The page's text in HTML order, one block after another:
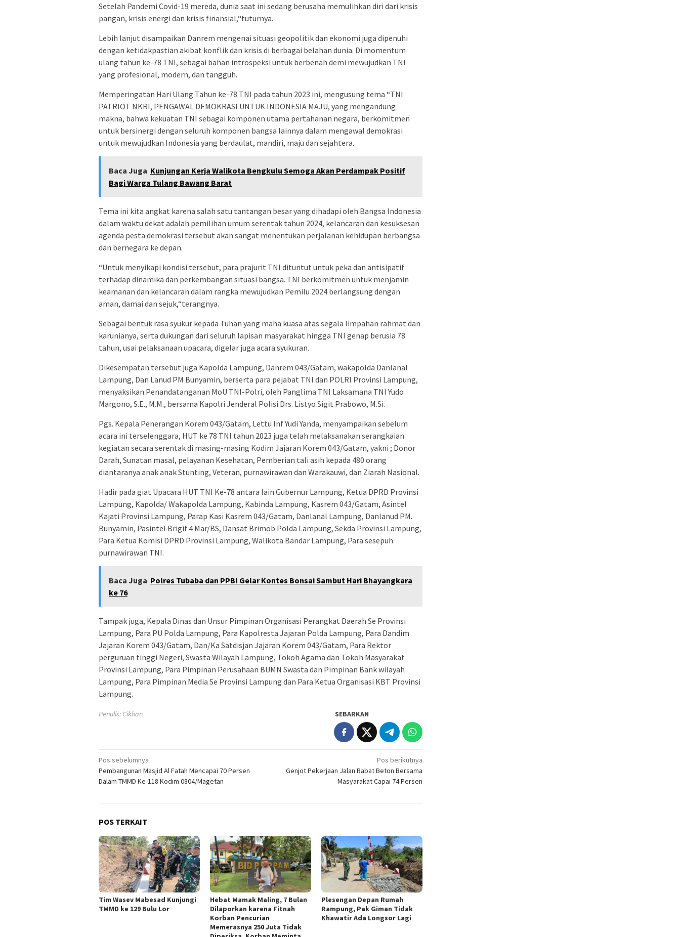
Setelah Pandemi Covid-19 mereda, dunia saat ini sedang berusaha memulihkan diri dari krisis
pangan, krisis energi dan krisis finansial,“tuturnya.
Lebih lanjut disampaikan Danrem mengenai situasi geopolitik dan ekonomi juga dipenuhi
dengan ketidakpastian akibat konflik dan krisis di berbagai belahan dunia. Di momentum
ulang tahun ke-78 TNI, sebagai bahan introspeksi untuk berbenah demi mewujudkan TNI
yang profesional, modern, dan tangguh.
Memperingatan Hari Ulang Tahun ke-78 TNI pada tahun 2023 ini, mengusung tema “TNI
PATRIOT NKRI, PENGAWAL DEMOKRASI UNTUK INDONESIA MAJU, yang mengandung
makna, bahwa kekuatan TNI sebagai komponen utama pertahanan negara, berkomitmen
untuk bersinergi dengan seluruh komponen bangsa lainnya dalam mengawal demokrasi
untuk mewujudkan Indonesia yang berdaulat, mandiri, maju dan sejahtera.
Baca Juga Kunjungan Kerja Walikota Bengkulu Semoga Akan Perdampak Positif
Bagi Warga Tulang Bawang Barat
Tema ini kita angkat karena salah satu tantangan besar yang dihadapi oleh Bangsa Indonesia
dalam waktu dekat adalah pemilihan umum serentak tahun 2024, kelancaran dan kesuksesan
agenda pesta demokrasi tersebut akan sangat menentukan perjalanan kehidupan berbangsa
dan bernegara ke depan.
“Untuk menyikapi kondisi tersebut, para prajurit TNI dituntut untuk peka dan antisipatif
terhadap dinamika dan perkembangan situasi bangsa. TNI berkomitmen untuk menjamin
keamanan dan kelancaran dalam rangka mewujudkan Pemilu 2024 berlangsung dengan
aman, damai dan sejuk,“terangnya.
Sebagai bentuk rasa syukur kepada Tuhan yang maha kuasa atas segala limpahan rahmat dan
karunianya, serta dukungan dari seluruh lapisan masyarakat hingga TNI genap berusia 78
tahun, usai pelaksanaan upacara, digelar juga acara syukuran.
Dikesempatan tersebut juga Kapolda Lampung, Danrem 043/Gatam, wakapolda Danlanal
Lampung, Dan Lanud PM Bunyamin, berserta para pejabat TNI dan POLRI Provinsi Lampung,
menyaksikan Penandatanganan MoU TNI-Polri, oleh Panglima TNI Laksamana TNI Yudo
Margono, S.E., M.M., bersama Kapolri Jenderal Polisi Drs. Listyo Sigit Prabowo, M.Si.
Pgs. Kepala Penerangan Korem 043/Gatam, Lettu Inf Yudi Yanda, menyampaikan sebelum
acara ini terselenggara, HUT ke 78 TNI tahun 2023 juga telah melaksanakan serangkaian
kegiatan secara serentak di masing-masing Kodim Jajaran Korem 043/Gatam, yakni ; Donor
Darah, Sunatan masal, pelayanan Kesehatan, Pemberian tali asih kepada 480 orang
diantaranya anak anak Stunting, Veteran, purnawirawan dan Warakauwi, dan Ziarah Nasional.
Hadir pada giat Upacara HUT TNI Ke-78 antara lain Gubernur Lampung, Ketua DPRD Provinsi
Lampung, Kapolda/ Wakapolda Lampung, Kabinda Lampung, Kasrem 043/Gatam, Asintel
Kajati Provinsi Lampung, Parap Kasi Kasrem 043/Gatam, Danlanal Lampung, Danlanud PM.
Bunyamin, Pasintel Brigif 4 Mar/BS, Dansat Brimob Polda Lampung, Sekda Provinsi Lampung,
Para Ketua Komisi DPRD Provinsi Lampung, Walikota Bandar Lampung, Para sesepuh
purnawirawan TNI.
Baca Juga Polres Tubaba dan PPBI Gelar Kontes Bonsai Sambut Hari Bhayangkara
ke 76
Tampak juga, Kepala Dinas dan Unsur Pimpinan Organisasi Perangkat Daerah Se Provinsi
Lampung, Para PU Polda Lampung, Para Kapolresta Jajaran Polda Lampung, Para Dandim
Jajaran Korem 043/Gatam, Dan/Ka Satdisjan Jajaran Korem 043/Gatam, Para Rektor
perguruan tinggi Negeri, Swasta Wilayah Lampung, Tokoh Agama dan Tokoh Masyarakat
Provinsi Lampung, Para Pimpinan Perusahaan BUMN Swasta dan Pimpinan Bank wilayah
Lampung, Para Pimpinan Media Se Provinsi Lampung dan Para Ketua Organisasi KBT Provinsi
Lampung.
Penulis: Cikhan SEBARKAN
Navigasi
pos
Pos sebelumnya
Pembangunan Masjid Al Fatah Mencapai 70 Persen
Dalam TMMD Ke-118 Kodim 0804/Magetan
Pos berikutnya
Genjot Pekerjaan Jalan Rabat Beton Bersama
Masyarakat Capai 74 Persen
POS TERKAIT
Tim Wasev Mabesad Kunjungi
TMMD ke 129 Bulu Lor
Hebat Mamak Maling, 7 Bulan
Dilaporkan karena Fitnah
Korban Pencurian
Memerasnya 250 Juta Tidak
Plesengan Depan Rumah
Rampung, Pak Giman Tidak
Khawatir Ada Longsor Lagi